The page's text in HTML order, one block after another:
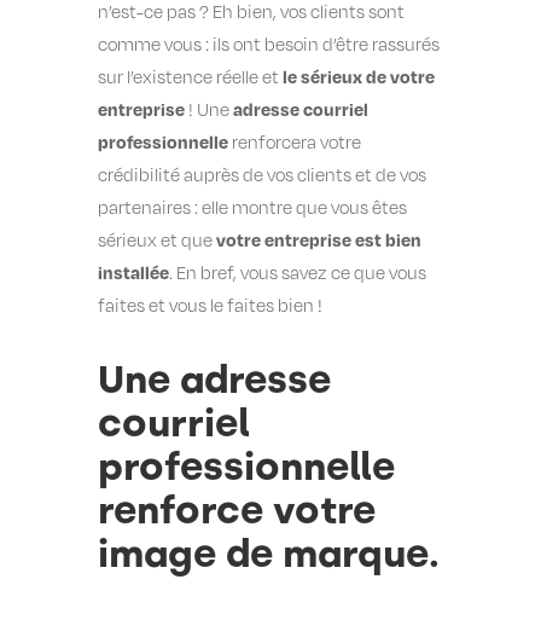
n’est-ce pas ? Eh bien, vos clients sont
comme vous : ils ont besoin d’être rassurés
sur l’existence réelle et le sérieux de votre
entreprise! Uneadresse courriel
professionnelle renforcera votre
crédibilité auprès de vos clients et de vos
partenaires : elle montre que vous êtes
sérieux et quevotre entreprise est bien
installée. En bref, vous savez ce que vous
faites et vous le faites bien !
Une adresse
courriel
professionnelle
renforce votre
image de marque.